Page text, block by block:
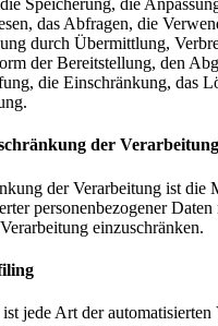
Speicherung, die
das Abfragen, die
durch Übermittlung,
der Bereitstellung, den
die Einschränkung, das
der Verarbeitung
der Verarbeitung ist die
personenbezogener
einzuschränken.
jede Art der automatisierten